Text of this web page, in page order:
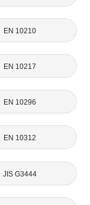
EN 10210
EN 10217
EN 10296
EN 10312
JIS G3444